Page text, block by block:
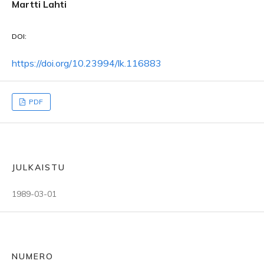
Martti Lahti
DOI:
https://doi.org/10.23994/lk.116883
PDF
JULKAISTU
1989-03-01
NUMERO